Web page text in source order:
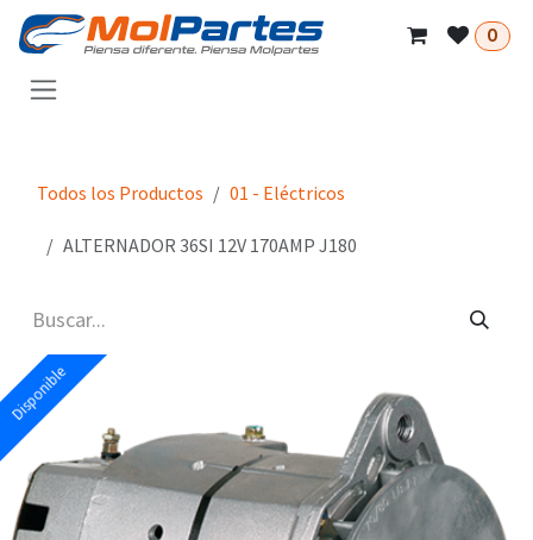
Ir al contenido
0
Todos los Productos 01 - Eléctricos
ALTERNADOR 36SI 12V 170AMP J180
Disponible
Disponible